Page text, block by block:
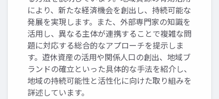
により、新たな経済機会を創出し、持続可能な
発展を実現します。また、外部専門家の知識を
活用し、異なる主体が連携することで複雑な問
題に対応する総合的なアプローチを提示しま
す。遊休資産の活用や関係人口の創出、地域ブ
ランドの確立といった具体的な手法を紹介し、
地域の持続可能性と活性化に向けた取り組みを
詳述しています。